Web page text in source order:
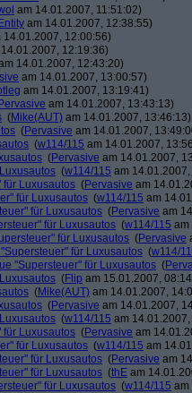
am 14.01.2007, 11:51:02)
Entity am 14.01.2007, 12:38:55)
14.01.2007, 12:00:56)
12:19:36)
14.01.2007, 12:43:20)
am 14.01.2007, 13:00:57)
am 14.01.2007, 13:19:41)
Pervasive am 14.01.2007, 13:43:13)
(Mike(AUT) am 14.01.2007, 13:46:13)
(Pervasive am 14.01.2007,
(w114/115 am 14.01.2007,
(Pervasive am 14.01.2007,
(w114/115 am
für Luxusautos (Pervasive am
für Luxusautos (w114/115 am
für Luxusautos (Pervasive am
für Luxusautos (w114/115 am
für Luxusautos (Pervasive
für Luxusautos (w114/
"Supersteuer" für Luxusautos (
(Flip am 15.01.2007,
(Mike(AUT) am 14.01.2007,
(Pervasive am 14.01.2007,
(w114/115 am
für Luxusautos (Pervasive am
für Luxusautos (w114/115 am
für Luxusautos (Pervasive am
für Luxusautos (thE am
für Luxusautos (w114/115 am